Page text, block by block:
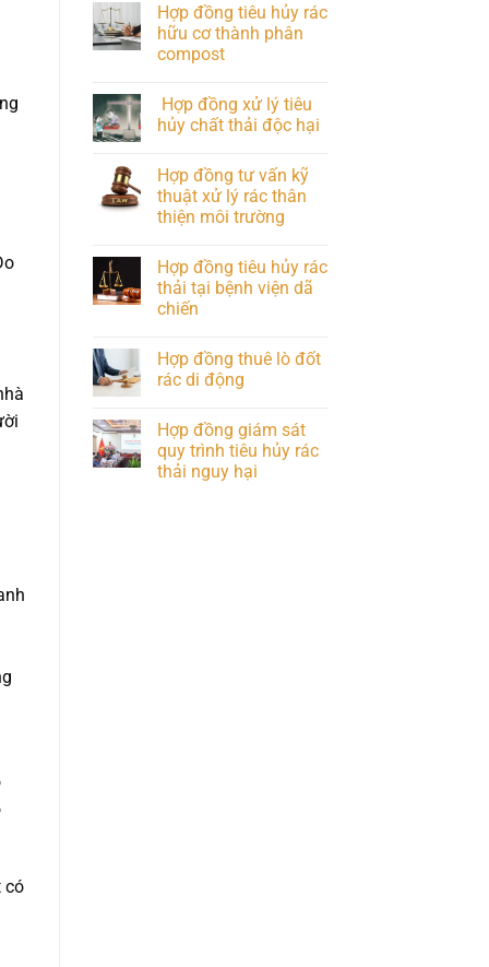
có
Hợp đồng tiêu hủy rác
hữu cơ thành phân
compost
Hợp đồng xử lý tiêu
hủy chất thải độc hại
Hợp đồng tư vấn kỹ
thuật xử lý rác thân
thiện môi trường
Hợp đồng tiêu hủy rác
thải tại bệnh viện dã
chiến
Hợp đồng thuê lò đốt
rác di động
Hợp đồng giám sát
quy trình tiêu hủy rác
thải nguy hại